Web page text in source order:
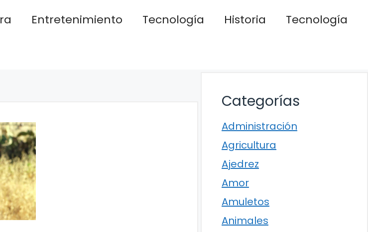
Entretenimiento Tecnología Historia
Tecnología
Categorías
Administración
Agricultura
Ajedrez
Amor
Amuletos
Animales